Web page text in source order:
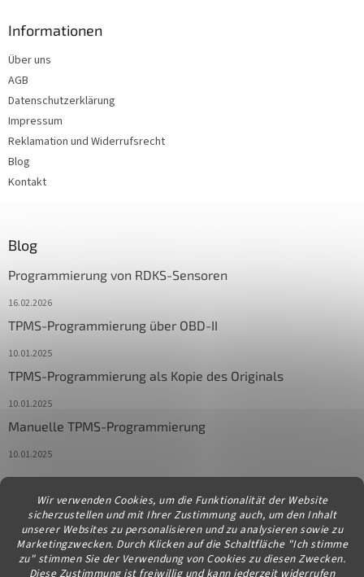
Wir verwenden Cookies, um die Funktionalität der Website
sicherzustellen und mit Ihrer Zustimmung auch, um den Inhalt
unserer Websites zu personalisieren und zu analysieren sowie zu
Marketingzwecken. Durch Klicken auf die Schaltfläche "Ich stimme
zu" stimmen Sie der Verwendung von Cookies zu diesen Zwecken.
Diese Zustimmung ist freiwillig und kann jederzeit widerrufen
Informationen
Über uns
AGB
Datenschutzerklärung
Impressum
Reklamation und Widerrufsrecht
Blog
Kontakt
Blog
Programmierung von RDKS-Sensoren
16.02.2026
TPMS-Programmierung über OBD-II
10.01.2025
TPMS-Programmierung als Kopie des Originals
10.01.2025
Manuelle TPMS-Programmierung
10.01.2025
Kontakt
info@diagstore.at